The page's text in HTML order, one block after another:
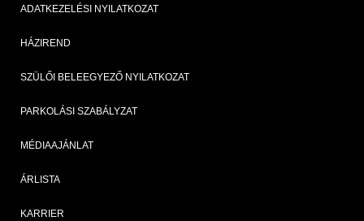
ADATKEZELÉSI NYILATKOZAT
HÁZIREND
SZÜLŐI BELEEGYEZŐ NYILATKOZAT
PARKOLÁSI SZABÁLYZAT
MÉDIAAJÁNLAT
ÁRLISTA
KARRIER